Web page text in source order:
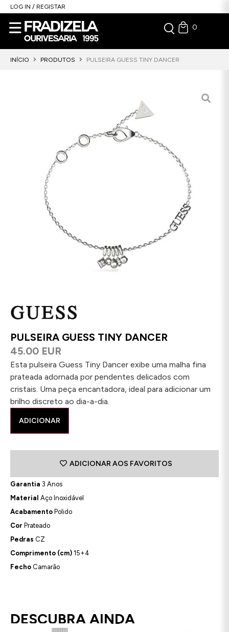
LOG IN / REGISTAR
0
INÍCIO PRODUTOS PULSEIRA GUESS TINY DANCER
PULSEIRA GUESS TINY DANCER
45.00 EUR
Esta pulseira Guess Tiny Dancer exibe uma malha fina
prateada adornada por pendentes delicados com
cristais. Uma peça encantadora, ideal para adicionar um
brilho discreto ao dia-a-dia.
ADICIONAR
ADICIONAR AOS FAVORITOS
Garantia 3 Anos
Material Aço Inoxidável
Acabamento Polido
Cor Prateado
Pedras CZ
Comprimento (cm) 15+4
Fecho Camarão
DESCUBRA AINDA